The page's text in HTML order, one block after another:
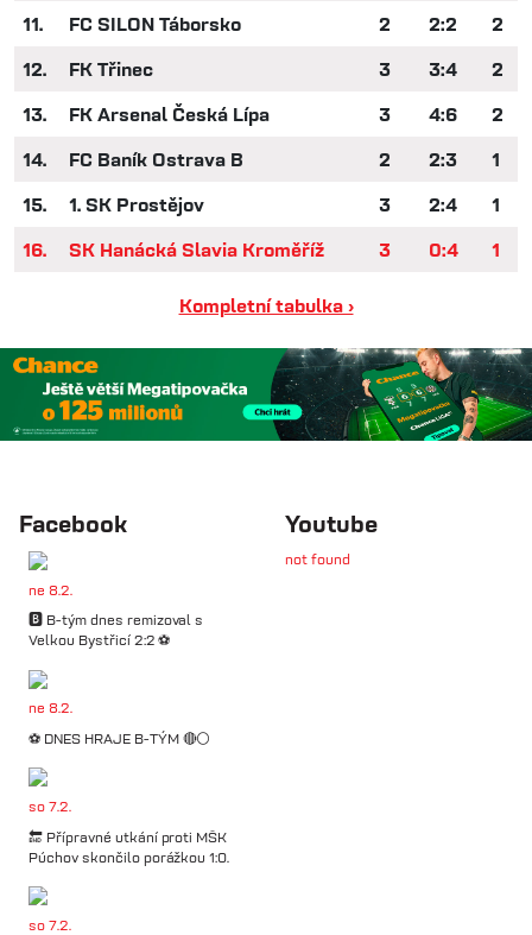
11.
FC SILON Táborsko 2 2:2
2
12.
FK Třinec 3 3:4
2
13.
FK Arsenal Česká Lípa 3 4:6
2
14.
FC Baník Ostrava B 2 2:3
1
15.
1. SK Prostějov 3 2:4
1
16.
SK Hanácká Slavia Kroměříž 3 0:4 1
Kompletní tabulka ›
Facebook
ne 8.2.
🅱️ B-tým dnes remizoval s
Velkou Bystřicí 2:2 ⚽️
ne 8.2.
⚽️ DNES HRAJE B-TÝM 🔴⚪️
so 7.2.
🔚 Přípravné utkání proti MŠK
Púchov skončilo porážkou 1:0.
so 7.2.
Youtube
not found